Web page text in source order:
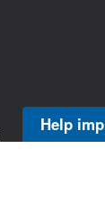
Help